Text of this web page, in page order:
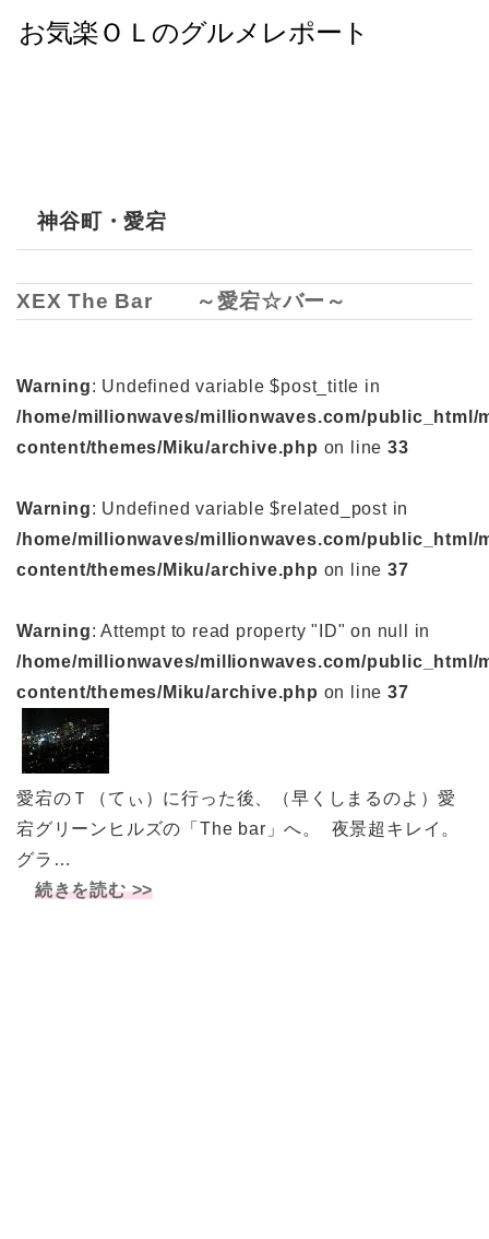
神谷町・愛宕
XEX The Bar ～愛宕☆バー～
Warning: Undefined variable $post_title in
/home/millionwaves/millionwaves.com/public_html/
content/themes/Miku/archive.php on line33
Warning: Undefined variable $related_post in
/home/millionwaves/millionwaves.com/public_html/
content/themes/Miku/archive.php on line37
Warning: Attempt to read property "ID" on null in
/home/millionwaves/millionwaves.com/public_html/
content/themes/Miku/archive.php on line37
愛宕のＴ（てぃ）に行った後、（早くしまるのよ）愛
宕グリーンヒルズの「The bar」へ。 夜景超キレイ。
グラ…
続きを読む >>